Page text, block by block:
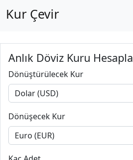
Kur Çevir
Anlık Döviz Kuru Hesapla
Dönüştürülecek Kur
Dönüşecek Kur